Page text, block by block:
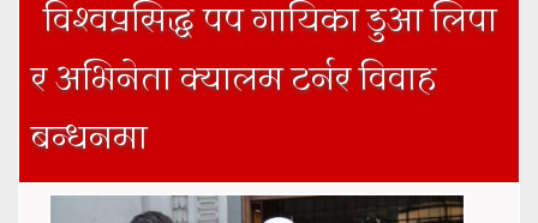
विश्वप्रसिद्ध पप गायिका डुआ लिपा
र अभिनेता क्यालम टर्नर विवाह
बन्धनमा